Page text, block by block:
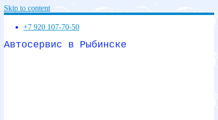
Skip to content
+7 920 107-70-50
Автосервис в Рыбинске